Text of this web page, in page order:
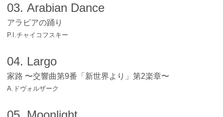
03. Arabian Dance
アラビアの踊り
P.I.チャイコフスキー
04. Largo
家路 〜交響曲第9番「新世界より」第2楽章〜
A.ドヴォルザーク